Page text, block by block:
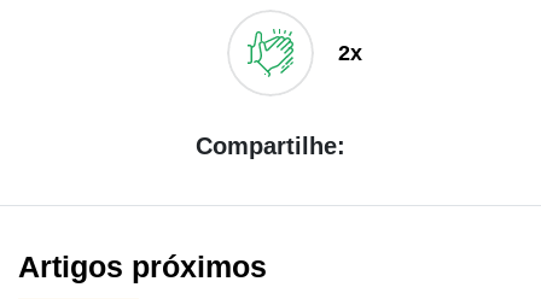
2x
Compartilhe:
Artigos próximos